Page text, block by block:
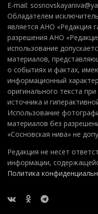
E-mail:
Обладателем
является АНО «Редакция
разрешения АНО
использование
материалов,
о событиях и фактах,
информационный
оригинального текста
источника и
Использование
материалов без
«Сосновская нива» не
Редакция не несет
информации,
Политика